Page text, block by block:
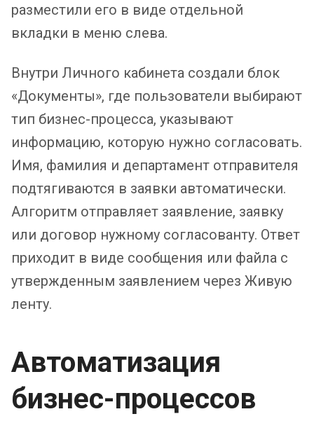
разместили его в виде отдельной
вкладки в меню слева.
Внутри Личного кабинета создали блок
«Документы», где пользователи выбирают
тип бизнес-процесса, указывают
информацию, которую нужно согласовать.
Имя, фамилия и департамент отправителя
подтягиваются в заявки автоматически.
Алгоритм отправляет заявление, заявку
или договор нужному согласованту. Ответ
приходит в виде сообщения или файла с
утвержденным заявлением через Живую
ленту.
Автоматизация
бизнес-процессов